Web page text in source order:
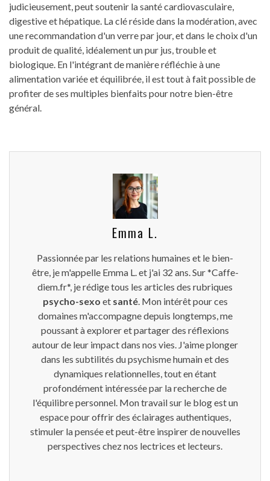
judicieusement, peut soutenir la santé cardiovasculaire,
digestive et hépatique. La clé réside dans la modération, avec
une recommandation d'un verre par jour, et dans le choix d'un
produit de qualité, idéalement un pur jus, trouble et
biologique. En l'intégrant de manière réfléchie à une
alimentation variée et équilibrée, il est tout à fait possible de
profiter de ses multiples bienfaits pour notre bien-être
général.
Emma L.
Passionnée par les relations humaines et le bien-
être, je m'appelle Emma L. et j'ai 32 ans. Sur *Caffe-
diem.fr*, je rédige tous les articles des rubriques
psycho-sexo et santé. Mon intérêt pour ces
domaines m'accompagne depuis longtemps, me
poussant à explorer et partager des réflexions
autour de leur impact dans nos vies. J'aime plonger
dans les subtilités du psychisme humain et des
dynamiques relationnelles, tout en étant
profondément intéressée par la recherche de
l'équilibre personnel. Mon travail sur le blog est un
espace pour offrir des éclairages authentiques,
stimuler la pensée et peut-être inspirer de nouvelles
perspectives chez nos lectrices et lecteurs.